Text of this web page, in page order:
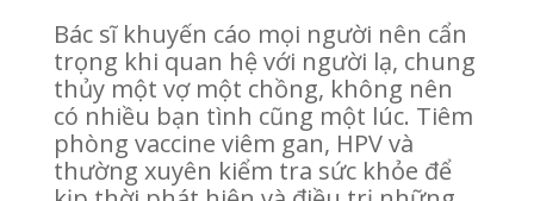
Bác sĩ khuyến cáo mọi người nên cẩn
trọng khi quan hệ với người lạ, chung
thủy một vợ một chồng, không nên
có nhiều bạn tình cũng một lúc. Tiêm
phòng vaccine viêm gan, HPV và
thường xuyên kiểm tra sức khỏe để